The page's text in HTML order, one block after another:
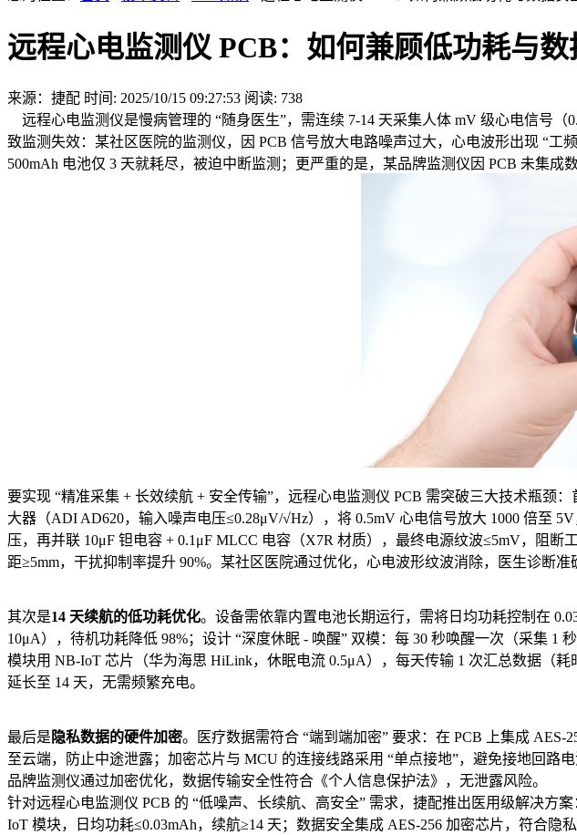
远程心电监测仪 PCB：如何兼顾低功耗与
来源：捷配 时间: 2025/10/15 09:27:53 阅读: 738
远程心电监测仪是慢病管理的 “随身医生”，需连续 7-14 天采集人体 mV 级心电信号
致监测失效：某社区医院的监测仪，因 PCB 信号放大电路噪声过大，心电波形出现 “工
500mAh 电池仅 3 天就耗尽，被迫中断监测；更严重的是，某品牌监测仪因 PCB 未集
要实现 “精准采集 + 长效续航 + 安全传输”，远程心电监测仪 PCB 需突破三大技术瓶颈：
大器（ADI AD620，输入噪声电压≤0.28μV/√Hz），将 0.5mV 心电信号放大 1000 倍至
压，再并联 10μF 钽电容 + 0.1μF MLCC 电容（X7R 材质），最终电源纹波≤5mV，阻
距≥5mm，干扰抑制率提升 90%。某社区医院通过优化，心电波形纹波消除，医生诊断准
其次是14 天续航的低功耗优化。设备需依靠内置电池长期运行，需将日均功耗控制在
10μA），待机功耗降低 98%；设计 “深度休眠 - 唤醒” 双模：每 30 秒唤醒一次（采集
模块用 NB-IoT 芯片（华为海思 HiLink，休眠电流 0.5μA），每天传输 1 次汇总数据（
延长至 14 天，无需频繁充电。
最后是 隐私数据的硬件加密。医疗数据需符合 “端到端加密” 要求：在 PCB 上集成
至云端，防止中途泄露；加密芯片与 MCU 的连接线路采用 “单点接地”，避免接地回路
品牌监测仪通过加密优化，数据传输安全性符合《个人信息保护法》，无泄露风险。
针对远程心电监测仪 PCB 的 “低噪声、长续航、高安全” 需求，捷配推出医用级解决方
IoT 模块，日均功耗≤0.03mAh，续航≥14 天；数据安全集成 AES-256 加密芯片，符合